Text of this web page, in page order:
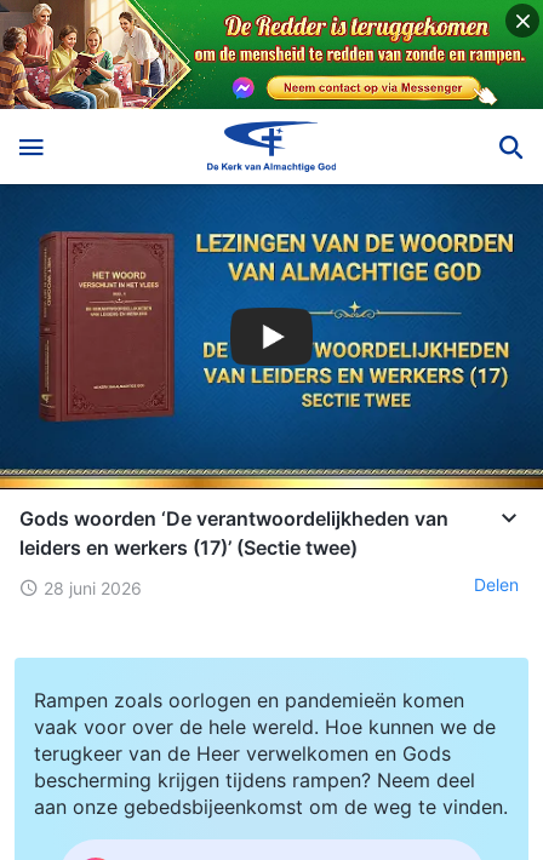
Gods woorden ‘De verantwoordelijkheden van
leiders en werkers (17)’ (Sectie twee)
28 juni 2026 Delen
Rampen zoals oorlogen en pandemieën komen
vaak voor over de hele wereld. Hoe kunnen we de
terugkeer van de Heer verwelkomen en Gods
bescherming krijgen tijdens rampen? Neem deel
aan onze gebedsbijeenkomst om de weg te vinden.